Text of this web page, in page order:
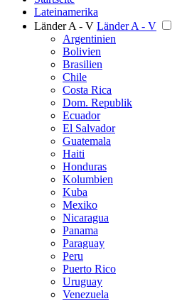
Lateinamerika
Länder A - V Länder A - V
Argentinien
Bolivien
Brasilien
Chile
Costa Rica
Dom. Republik
Ecuador
El Salvador
Guatemala
Haiti
Honduras
Kolumbien
Kuba
Mexiko
Nicaragua
Panama
Paraguay
Peru
Puerto Rico
Uruguay
Venezuela